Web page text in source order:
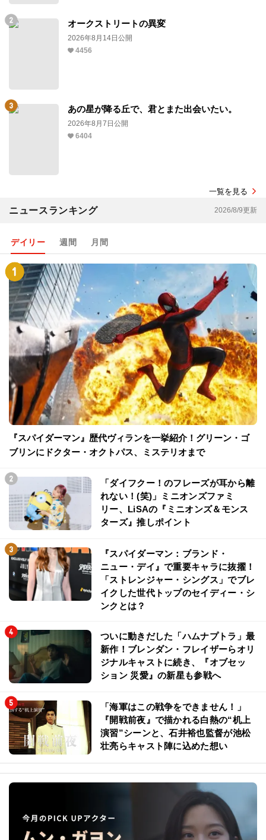
オークストリートの異変
2026年8月14日公開
4456
あの星が降る丘で、君とまた出会いたい。
2026年8月7日公開
6404
一覧を見る
ニュースランキング 2026/8/9更新
デイリー 週間 月間
『スパイダーマン』歴代ヴィランを一挙紹介！グリーン・ゴ
ブリンにドクター・オクトパス、ミステリオまで
「ダイフクー！のフレーズが耳から離
れない！(笑)」ミニオンズファミ
リー、LiSAの『ミニオンズ＆モンス
ターズ』推しポイント
『スパイダーマン：ブランド・
ニュー・デイ』で重要キャラに抜擢！
「ストレンジャー・シングス」でブレ
イクした世代トップのセイディー・シ
ンクとは？
ついに動きだした「ハムナプトラ」最
新作！ブレンダン・フレイザーらオリ
ジナルキャストに続き、『オブセッ
ション 災愛』の新星も参戦へ
「海軍はこの戦争をできません！」
『開戦前夜』で描かれる白熱の“机上
演習”シーンと、石井裕也監督が池松
壮亮らキャスト陣に込めた想い